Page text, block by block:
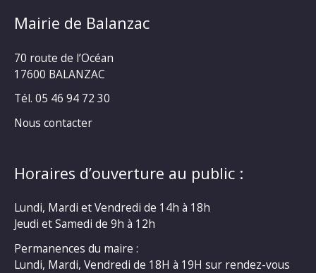
Mairie de Balanzac
70 route de l’Océan
17600 BALANZAC
Tél. 05 46 94 72 30
Nous contacter
Horaires d’ouverture au public :
Lundi, Mardi et Vendredi de 14h à 18h
Jeudi et Samedi de 9h à 12h
Permanences du maire :
Lundi, Mardi, Vendredi de 18H à 19H sur rendez-vous